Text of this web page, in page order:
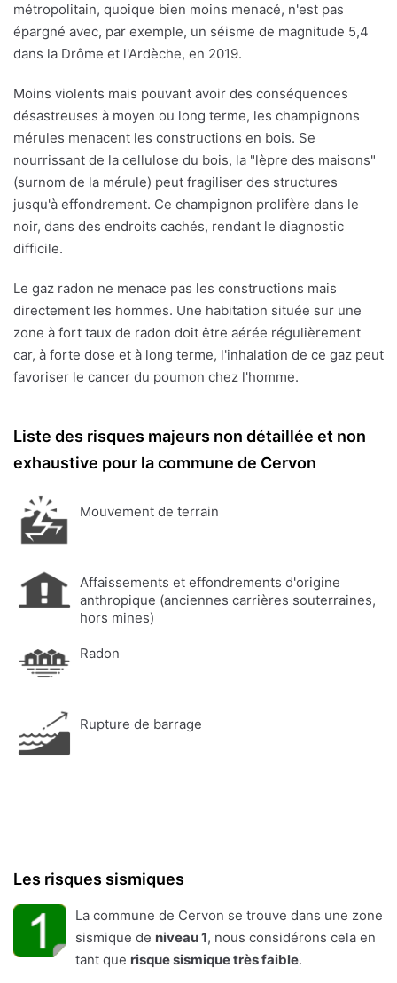
métropolitain, quoique bien moins menacé, n'est pas
épargné avec, par exemple, un séisme de magnitude 5,4
dans la Drôme et l'Ardèche, en 2019.
Moins violents mais pouvant avoir des conséquences
désastreuses à moyen ou long terme, les champignons
mérules menacent les constructions en bois. Se
nourrissant de la cellulose du bois, la "lèpre des maisons"
(surnom de la mérule) peut fragiliser des structures
jusqu'à effondrement. Ce champignon prolifère dans le
noir, dans des endroits cachés, rendant le diagnostic
difficile.
Le gaz radon ne menace pas les constructions mais
directement les hommes. Une habitation située sur une
zone à fort taux de radon doit être aérée régulièrement
car, à forte dose et à long terme, l'inhalation de ce gaz peut
favoriser le cancer du poumon chez l'homme.
Liste des risques majeurs non détaillée et non
exhaustive pour la commune de Cervon
Mouvement de terrain
Affaissements et effondrements d'origine
anthropique (anciennes carrières souterraines,
hors mines)
Radon
Rupture de barrage
Les risques sismiques
La commune de Cervon se trouve dans une zone
sismique de niveau 1, nous considérons cela en
tant que risque sismique très faible.